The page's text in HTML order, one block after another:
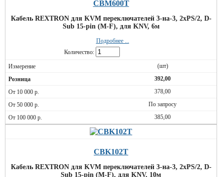
CBM600T
Кабель REXTRON для KVM переключателей 3-на-3, 2xPS/2, D-
Sub 15-pin (M-F), для KNV, 6м
Подробнее ...
Количество:
(шт)
392,00
378,00
По запросу
385,00
CBK102T
Кабель REXTRON для KVM переключателей 3-на-3, 2xPS/2, D-
Sub 15-pin (M-F), для KNV, 10м